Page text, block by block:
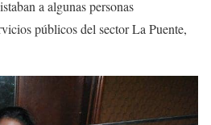
a algunas personas
públicos del sector La Puente,